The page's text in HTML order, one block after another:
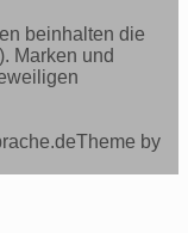
beinhalten die
Marken und
Theme by